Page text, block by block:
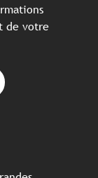
de votre